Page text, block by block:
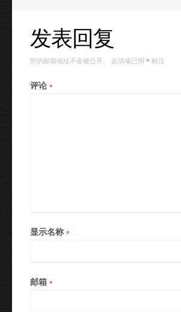
发表回复
您的邮箱地址不会被公开。 必填项已用 * 标注
评论 *
显示名称 *
邮箱 *